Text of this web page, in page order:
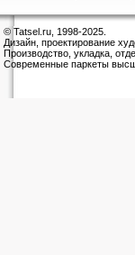
© Tatsel.ru, 1998-2025.
Дизайн, проектирование
Производство, укладка,
Современные паркеты